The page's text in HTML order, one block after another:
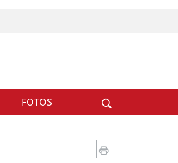
FOTOS